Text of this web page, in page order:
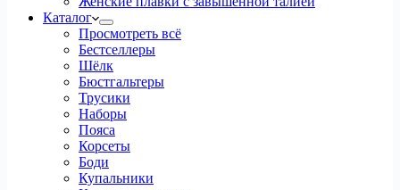
Каталог
Просмотреть всё
Бестселлеры
Шёлк
Бюстгальтеры
Трусики
Наборы
Пояса
Корсеты
Боди
Купальники